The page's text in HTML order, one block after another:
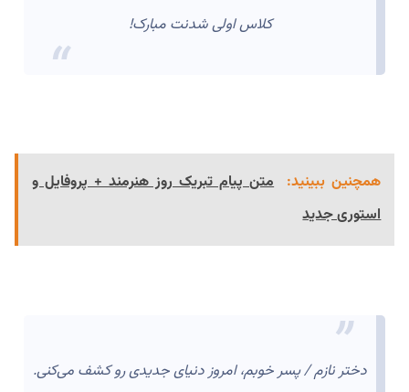
کلاس اولی شدنت مبارک!
همچنین ببینید:
متن پیام تبریک روز هنرمند + پروفایل و
استوری جدید
دختر نازم / پسر خوبم، امروز دنیای جدیدی رو کشف می‌کنی.